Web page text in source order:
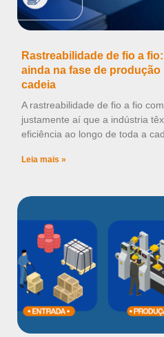
Rastreabilidade de fio a
ainda na fase de
cadeia
A rastreabilidade de fio a fio
justamente aí que a indústria
eficiência ao longo de toda a
Leia mais »